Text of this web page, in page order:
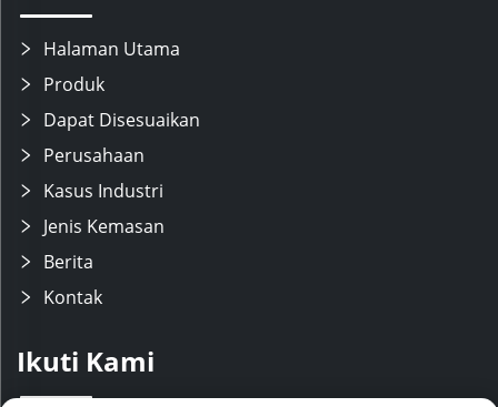
Halaman Utama
Produk
Dapat Disesuaikan
Perusahaan
Kasus Industri
Jenis Kemasan
Berita
Kontak
Ikuti Kami